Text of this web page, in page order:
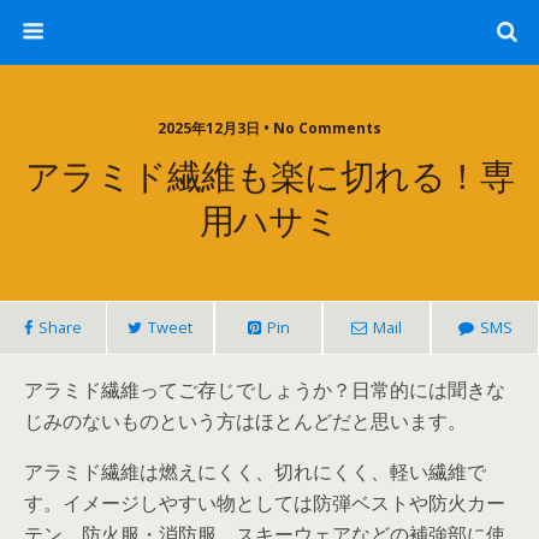
2025年12月3日 • No Comments
アラミド繊維も楽に切れる！専
用ハサミ
Share Tweet Pin Mail SMS
アラミド繊維ってご存じでしょうか？日常的には聞きな
じみのないものという方はほとんどだと思います。
アラミド繊維は燃えにくく、切れにくく、軽い繊維で
す。イメージしやすい物としては防弾ベストや防火カー